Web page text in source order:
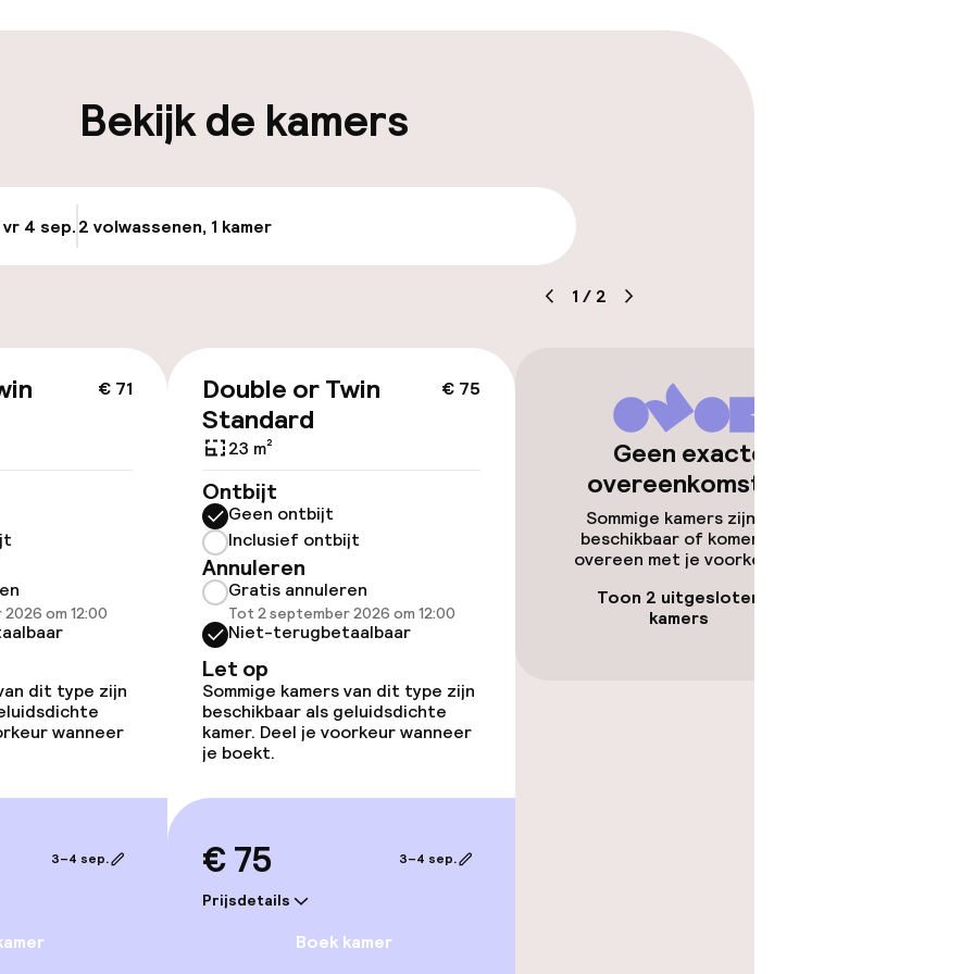
op eigen
(hamam)
Spa behandelingen
Massage
Bekijk de kamers
4 sep.2 volwassenen, 1 kamer
1 / 2
€ 71
om 12:00
dit type zijn
wanneer
3–4 sep.
€ 75
Double or Twin
Standard
23 m²
Ontbijt
Geen ontbijt
Inclusief ontbijt
Annuleren
Gratis annuleren
Tot 2 september 2026 om 12:00
Niet-terugbetaalbaar
Let op
Sommige kamers van dit type zijn
beschikbaar als geluidsdichte
kamer. Deel je voorkeur wanneer
je boekt.
€ 75
Prijsdetails
3–4 sep.
Boek kamer
Geen exacte
overeenkomsten
Sommige kamers zijn niet
beschikbaar of komen niet
overeen met je voorkeuren.
Toon 2 uitgesloten
kamers